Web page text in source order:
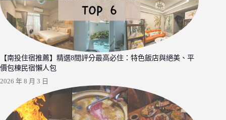
【南投住宿推薦】精選8間評分最高必住：特色飯店與絕美、平
價包棟民宿懶人包
2026 年 8 月 3 日